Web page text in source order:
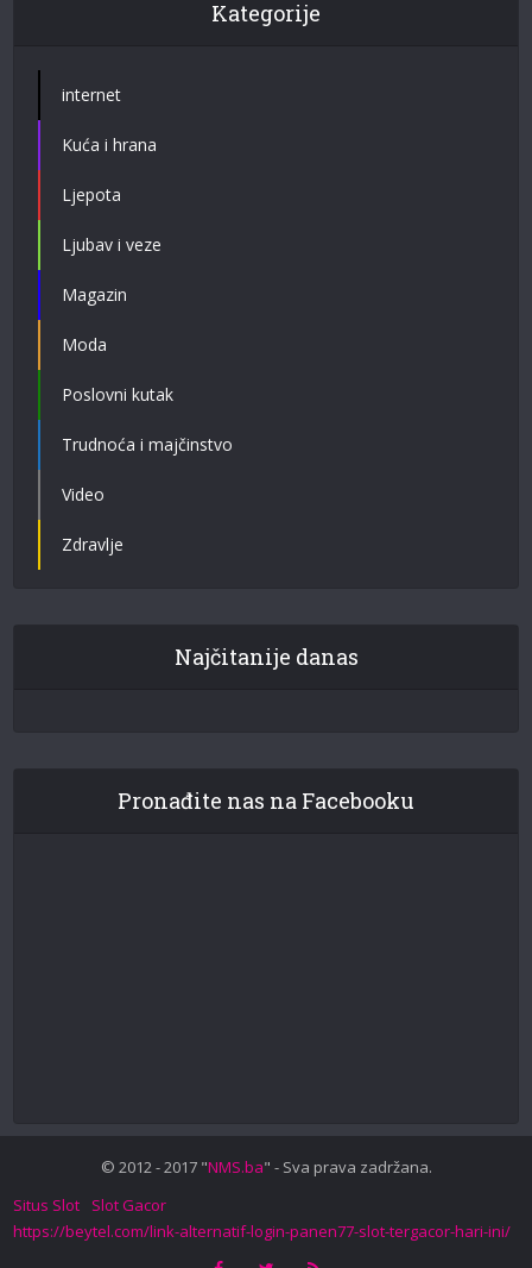
Kategorije
internet
Kuća i hrana
Ljepota
Ljubav i veze
Magazin
Moda
Poslovni kutak
Trudnoća i majčinstvo
Video
Zdravlje
Najčitanije danas
Pronađite nas na Facebooku
© 2012 - 2017 "NMS.ba" - Sva prava zadržana.
Situs Slot
Slot Gacor
https://beytel.com/link-alternatif-login-panen77-slot-tergacor-hari-ini/